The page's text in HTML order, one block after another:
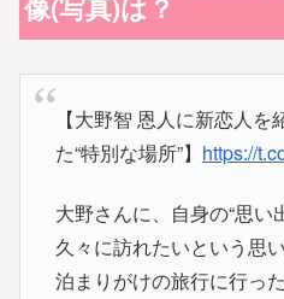
像(写真)は？
【大野智 恩人に新恋人
た“特別な場所”】 https://
大野さんに、自身の“思い
久々に訪れたいという思
泊まりがけの旅行に行